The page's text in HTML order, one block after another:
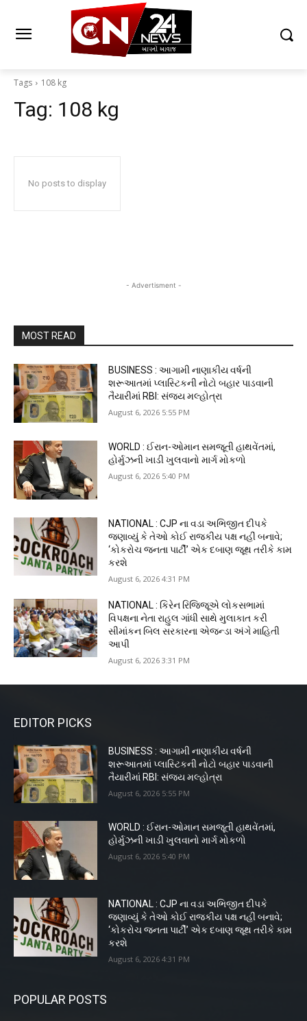
Tags 108 kg
Tag: 108 kg
No posts to display
- Advertisment -
MOST READ
BUSINESS : આગામી નાણાકીય વર્ષની
શરૂઆતમાં પ્લાસ્ટિકની નોટો બહાર પાડવાની
તૈયારીમાં RBI: સંજય મલ્હોત્રા
August 6, 2026 5:55 PM
WORLD : ઈરાન-ઓમાન સમજૂતી હાથવેંતમાં,
હોર્મુઝની ખાડી ખુલવાનો માર્ગ મોકળો
August 6, 2026 5:40 PM
NATIONAL : CJP ના વડા અભિજીત દીપકે
જણાવ્યું કે તેઓ કોઈ રાજકીય પક્ષ નહીં બનાવે;
‘કોકરોચ જનતા પાર્ટી’ એક દબાણ જૂથ તરીકે કામ
કરશે
August 6, 2026 4:31 PM
NATIONAL : કિરેન રિજિજૂએ લોકસભામાં
વિપક્ષના નેતા રાહુલ ગાંધી સાથે મુલાકાત કરી
સીમાંકન બિલ સરકારના એજન્ડા અંગે માહિતી
આપી
August 6, 2026 3:31 PM
EDITOR PICKS
BUSINESS : આગામી નાણાકીય વર્ષની
શરૂઆતમાં પ્લાસ્ટિકની નોટો બહાર પાડવાની
તૈયારીમાં RBI: સંજય મલ્હોત્રા
August 6, 2026 5:55 PM
WORLD : ઈરાન-ઓમાન સમજૂતી હાથવેંતમાં,
હોર્મુઝની ખાડી ખુલવાનો માર્ગ મોકળો
August 6, 2026 5:40 PM
NATIONAL : CJP ના વડા અભિજીત દીપકે
જણાવ્યું કે તેઓ કોઈ રાજકીય પક્ષ નહીં બનાવે;
‘કોકરોચ જનતા પાર્ટી’ એક દબાણ જૂથ તરીકે કામ
કરશે
August 6, 2026 4:31 PM
POPULAR POSTS